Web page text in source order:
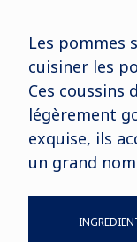
Les pommes
cuisiner les
Ces coussins
légèrement
exquise, ils
un grand